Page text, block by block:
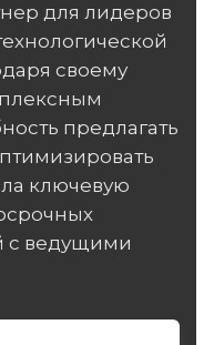
для лидеров
своему
предлагать
ключевую
с ведущими